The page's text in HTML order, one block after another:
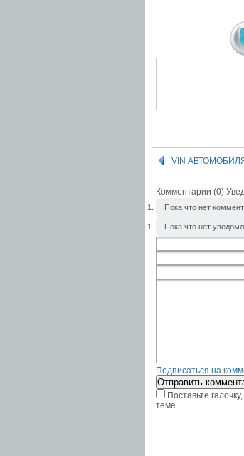
VIN
Комментарии (0)
Пока что нет
Пока что нет
Подписаться на
Поставьте
теме